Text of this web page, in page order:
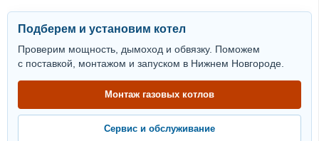
Подберем и установим котел
Проверим мощность, дымоход и обвязку. Поможем
с поставкой, монтажом и запуском в Нижнем Новгороде.
Монтаж газовых котлов
Сервис и обслуживание